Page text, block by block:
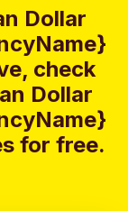
Dollar
check
Dollar
for free.